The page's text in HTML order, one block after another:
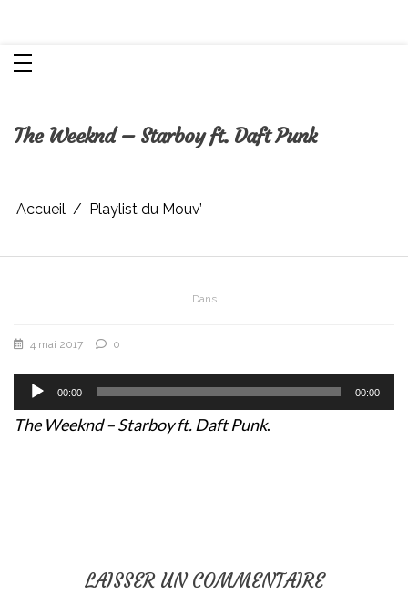
The Weeknd – Starboy ft. Daft Punk
Accueil Playlist du Mouv’
Dans
4 mai 2017 0
Lecteur
audio
00:00 00:00
The Weeknd – Starboy ft. Daft Punk.
LAISSER UN COMMENTAIRE